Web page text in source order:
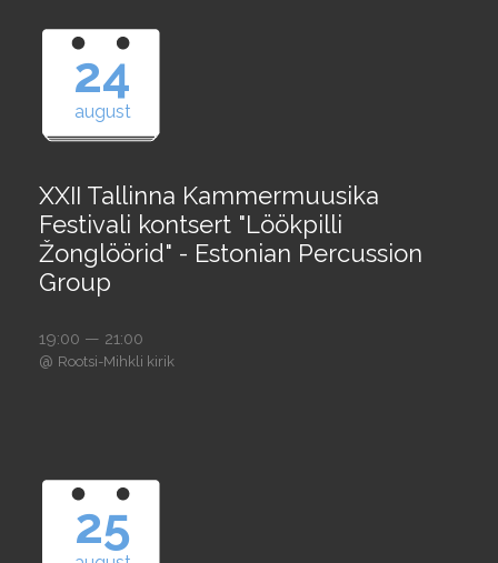
24
august
XXII Tallinna Kammermuusika
Festivali kontsert "Löökpilli
Žonglöörid" - Estonian Percussion
Group
19:00 — 21:00
@ Rootsi-Mihkli kirik
25